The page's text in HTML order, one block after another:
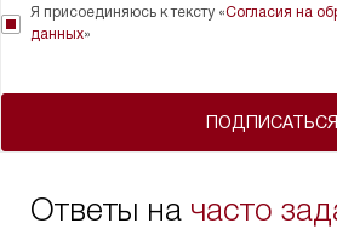
ПОДПИСАТЬСЯ
Я присоединяюсь к тексту «Согласия на
данных»
Ответы на часто